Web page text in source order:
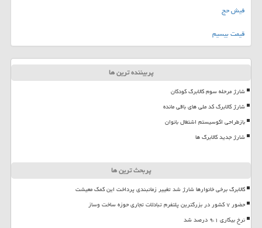
فیش حج
قیمت بیسیم
پربیننده ترین ها
شارژ مرحله سوم کالابرگ کودکان
شارژ کالابرگ کد ملی های باقی مانده
بازطراحی اکوسیستم اشتغال بانوان
شارژ جدید کالابرگ ها
پربحث ترین ها
کالابرگ برخی خانوارها شارژ شد تغییر زمانبندی پرداخت این کمک معیشت
حضور ۷ کشور در بزرگترین پلتفرم تبادلات تجاری حوزه ساخت وساز
نرخ بیکاری ۹،۱ درصد شد